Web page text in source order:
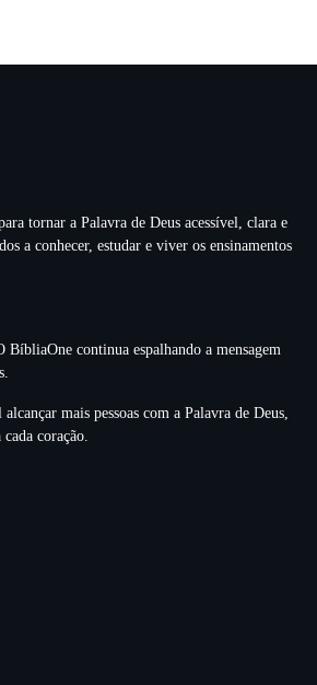
tornar a Palavra de Deus acessível, clara e
a conhecer, estudar e viver os ensinamentos
BíbliaOne continua espalhando a mensagem
mais pessoas com a Palavra de Deus,
coração.